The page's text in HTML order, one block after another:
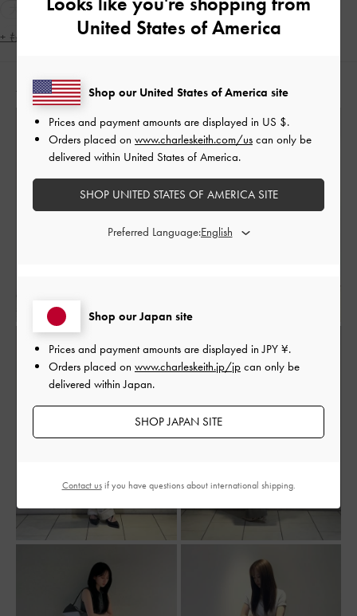
大人コーデ 休日コーデ 女子会
ローファー
トートバッグ
カードケース
モノトーン
ビジネス
通勤 ギフト 旅行
デート
定番アイテム
春コーデ
アーモンドトゥ 2WAY・3WAY
+ もっと見る
人気のコーディネート
United States of America
Shop our Japan site
Prices and payment amounts are displayed inJPY ¥.
Orders placed on www.charleskeith.jp/jp can only be
delivered within Japan.
SHOP JAPAN SITE
Shop our United States of America site
Prices and payment amounts are displayed in US $.
Orders placed on www.charleskeith.com/us can only be
delivered within United States of America.
SHOP UNITED STATES OF AMERICA SITE
Preferred Language:
Contact usif you have questions about international shipping.